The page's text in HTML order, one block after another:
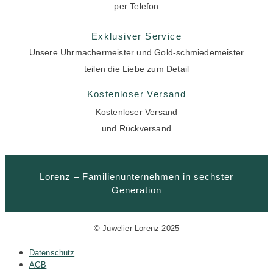
per Telefon
Exklusiver Service
Unsere Uhrmachermeister und Gold-schmiedemeister
teilen die Liebe zum Detail
Kostenloser Versand
Kostenloser Versand
und Rückversand
Lorenz – Familienunternehmen in sechster
Generation
© Juwelier Lorenz 2025
Datenschutz
AGB